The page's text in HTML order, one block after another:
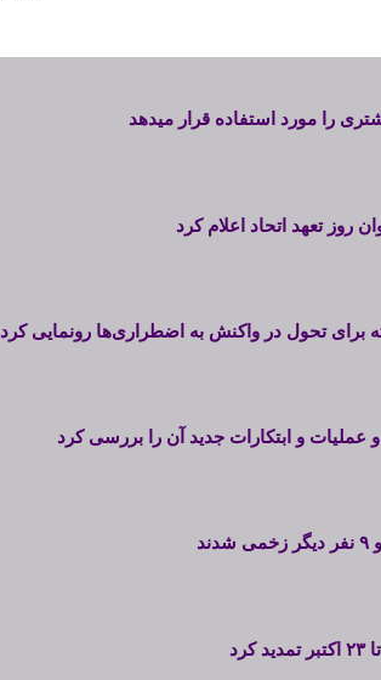
را مورد استفاده قرار میدهد
برای تحول در واکنش به اضطراری‌ها رونمایی کرد
عملیات و ابتکارات جدید آن را بررسی کرد